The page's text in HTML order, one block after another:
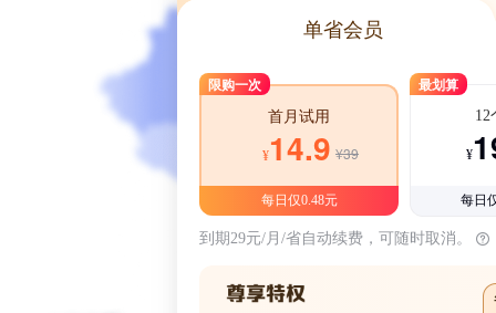
单省会员
限购一次
首月试用
¥14.9 ¥39
每日仅0.48元
最划算
12
¥
每日
到期29元/月/省自动续费，可随时取消。